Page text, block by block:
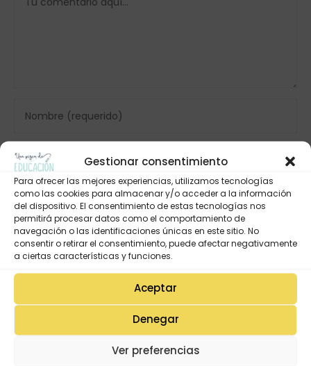
Gestionar consentimiento
Para ofrecer las mejores experiencias, utilizamos tecnologías
como las cookies para almacenar y/o acceder a la información
del dispositivo. El consentimiento de estas tecnologías nos
permitirá procesar datos como el comportamiento de
navegación o las identificaciones únicas en este sitio. No
consentir o retirar el consentimiento, puede afectar negativamente
a ciertas características y funciones.
Aceptar
Denegar
Ver preferencias